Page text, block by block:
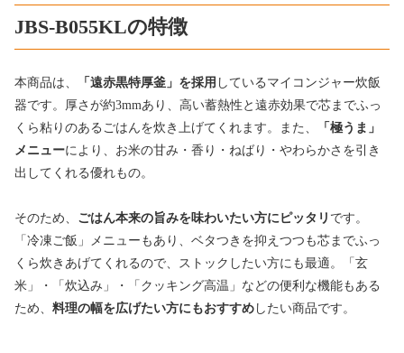
JBS-B055KLの特徴
本商品は、 「遠赤黒特厚釜」を採用 しているマイコンジャー炊飯
器です。厚さが約3mmあり、高い蓄熱性と遠赤効果で芯までふっ
くら粘りのあるごはんを炊き上げてくれます。また、
「極うま」
メニューにより、お米の甘み・香り・ねばり・やわらかさを引き
出してくれる優れもの。
そのため、 ごはん本来の旨みを味わいたい方にピッタリ です。
「冷凍ご飯」メニューもあり、ベタつきを抑えつつも芯までふっ
くら炊きあげてくれるので、ストックしたい方にも最適。「玄
米」・「炊込み」・「クッキング高温」などの便利な機能もある
ため、 料理の幅を広げたい方にもおすすめ したい商品です。